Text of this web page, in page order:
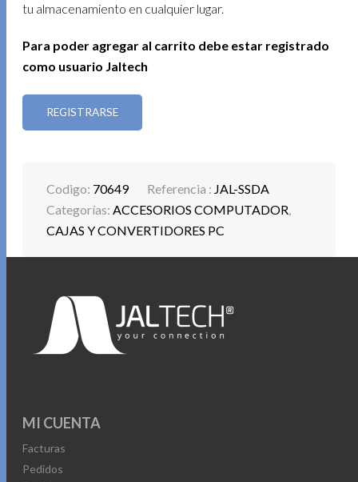
tu almacenamiento en cualquier lugar.
Para poder agregar al carrito debe estar registrado
como usuario Jaltech
REGISTRARSE
Codigo: 70649 Referencia : JAL-SSDA
Categorías:ACCESORIOS COMPUTADOR,
CAJAS Y CONVERTIDORES PC
MI CUENTA
Facturas
Pedidos